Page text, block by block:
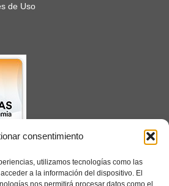
consentimiento
utilizamos tecnologías como las
a la información del dispositivo. El
nos permitirá procesar datos como el
de Uso